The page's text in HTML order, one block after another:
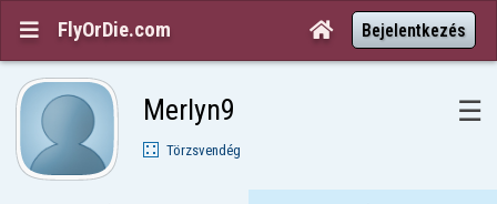
 FlyOrDie.com  Bejelentkezés
Merlyn9 ☰
Törzsvendég